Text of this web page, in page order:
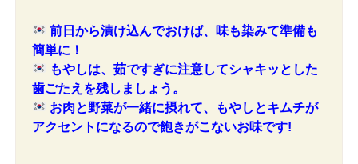
前日から漬け込んでおけば、味も染みて準備も
簡単に！
もやしは、茹ですぎに注意してシャキッとした
歯ごたえを残しましょう。
お肉と野菜が一緒に摂れて、もやしとキムチが
アクセントになるので飽きがこないお味です!